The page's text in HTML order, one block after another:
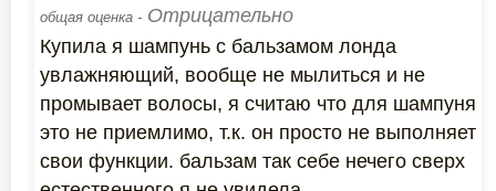
общая оценка - Отрицательно
Купила я шампунь с бальзамом лонда
увлажняющий, вообще не мылиться и не
промывает волосы, я считаю что для шампуня
это не приемлимо, т.к. он просто не выполняет
свои функции. бальзам так себе нечего сверх